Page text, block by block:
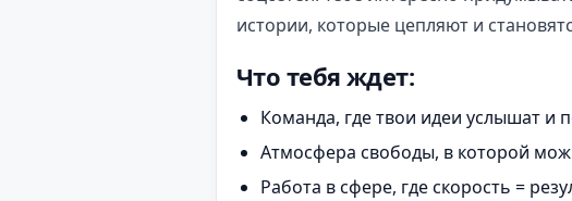
истории, которые цепляют и
Что тебя ждет:
Команда, где твои идеи услышат и
Атмосфера свободы, в которой
Работа в сфере, где скорость =